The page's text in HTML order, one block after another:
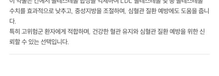
수치를 효과적으로 낮추고, 중성지방을 조절하며, 심혈관 질환 예방에도 도움을 줍니
다.
특히 고위험군 환자에게 적합하며, 건강한 혈관 유지와 심혈관 질환 예방을 위한 신
뢰할 수 있는 선택입니다.